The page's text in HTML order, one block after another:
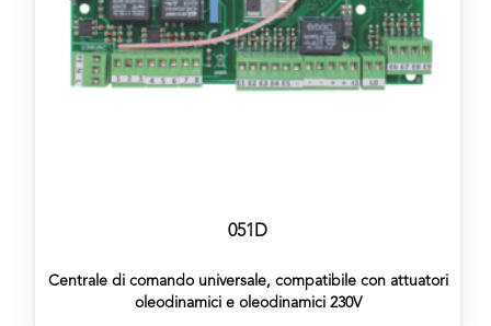
051D
Centrale di comando universale, compatibile con attuatori
oleodinamici e oleodinamici 230V